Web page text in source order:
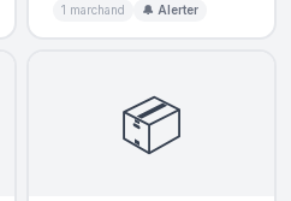
1 marchand 🔔 Alerter
📦